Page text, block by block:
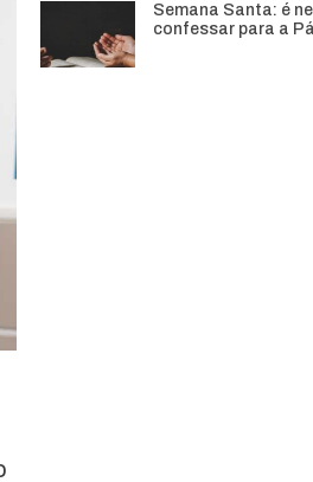
Semana Santa: é
confessar para a